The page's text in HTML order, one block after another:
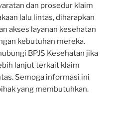
dan prosedur klaim
lalu lintas, diharapkan
akses layanan kesehatan
kebutuhan mereka.
BPJS Kesehatan jika
lanjut terkait klaim
Semoga informasi ini
yang membutuhkan.